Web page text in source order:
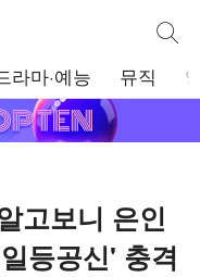
통합
라마·예능 뮤직
고보니 은인
등공신' 충격